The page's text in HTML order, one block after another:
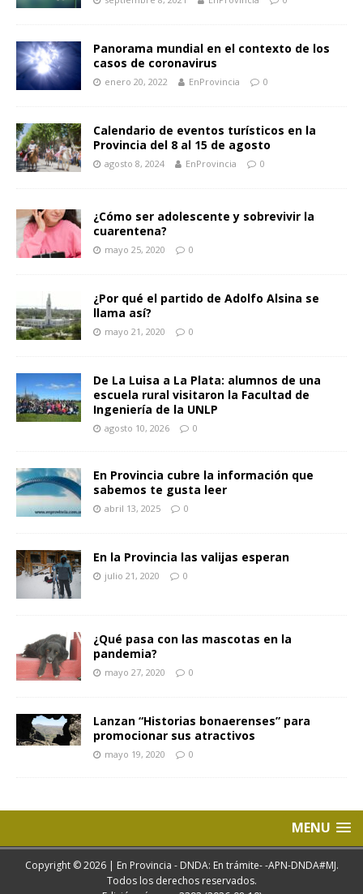
Panorama mundial en el contexto de los
casos de coronavirus
enero 20, 2022 EnProvincia 0
Calendario de eventos turísticos en la
Provincia del 8 al 15 de agosto
agosto 8, 2024 EnProvincia 0
¿Cómo ser adolescente y sobrevivir la
cuarentena?
mayo 25, 2020 0
¿Por qué el partido de Adolfo Alsina se
llama así?
mayo 21, 2020 0
De La Luisa a La Plata: alumnos de una
escuela rural visitaron la Facultad de
Ingeniería de la UNLP
agosto 10, 2026 0
En Provincia cubre la información que
sabemos te gusta leer
abril 13, 2025 0
En la Provincia las valijas esperan
julio 21, 2020 0
¿Qué pasa con las mascotas en la
pandemia?
mayo 27, 2020 0
Lanzan “Historias bonaerenses” para
promocionar sus atractivos
mayo 19, 2020 0
MENU
Copyright © 2026 | En Provincia - DNDA: En trámite- -APN-DNDA#MJ.
Todos los derechos reservados.